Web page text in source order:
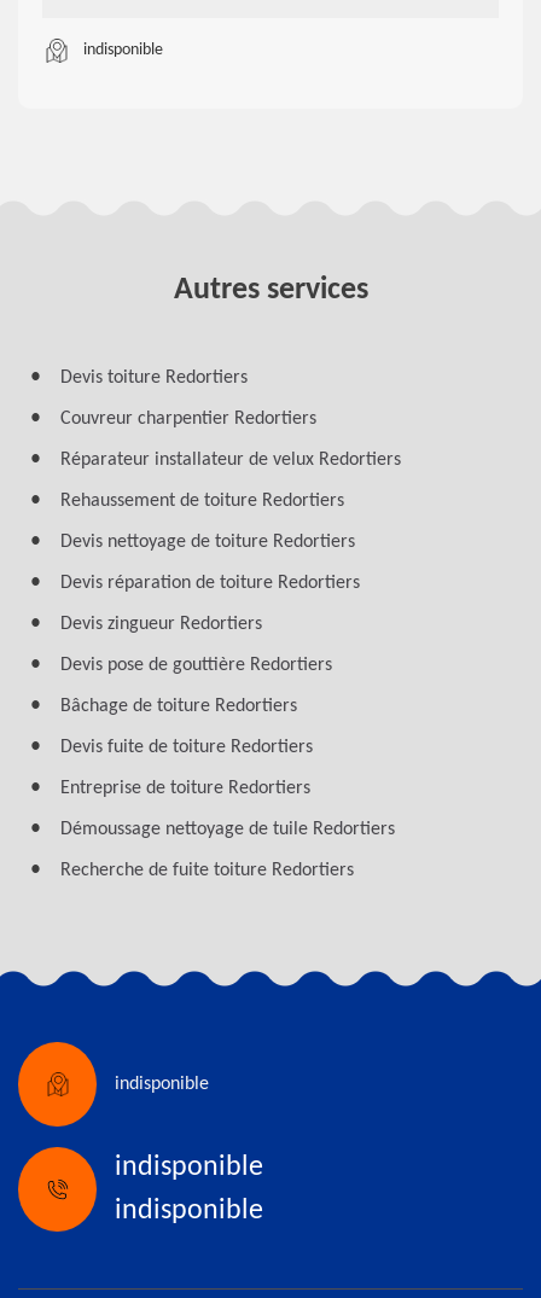
indisponible
Autres services
Devis toiture Redortiers
Couvreur charpentier Redortiers
Réparateur installateur de velux Redortiers
Rehaussement de toiture Redortiers
Devis nettoyage de toiture Redortiers
Devis réparation de toiture Redortiers
Devis zingueur Redortiers
Devis pose de gouttière Redortiers
Bâchage de toiture Redortiers
Devis fuite de toiture Redortiers
Entreprise de toiture Redortiers
Démoussage nettoyage de tuile Redortiers
Recherche de fuite toiture Redortiers
indisponible
indisponible
indisponible